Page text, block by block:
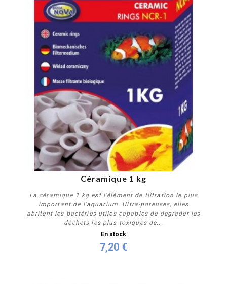
Céramique 1 kg
La céramique 1 kg est l'élément de filtration le plus
important de l'aquarium. Ultra-poreuses, elles
abritent les bactéries utiles capables de dégrader les
déchets les plus toxiques de...
En stock
7,20 €